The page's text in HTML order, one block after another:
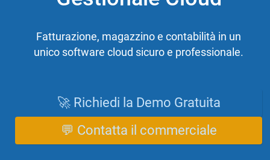
Fatturazione, magazzino e contabilità in un
unico software cloud sicuro e professionale.
🚀 Richiedi la Demo Gratuita
💬 Contatta il commerciale